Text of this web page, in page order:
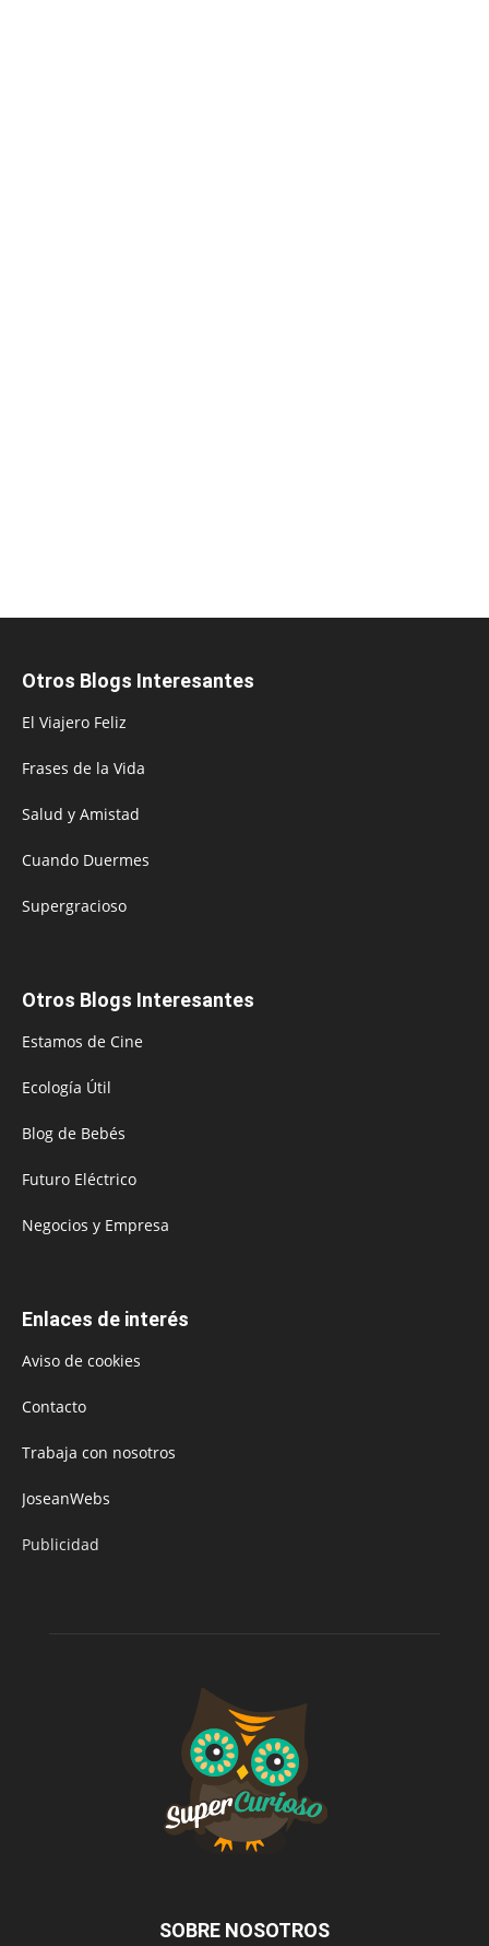
Otros Blogs Interesantes
El Viajero Feliz
Frases de la Vida
Salud y Amistad
Cuando Duermes
Supergracioso
Otros Blogs Interesantes
Estamos de Cine
Ecología Útil
Blog de Bebés
Futuro Eléctrico
Negocios y Empresa
Enlaces de interés
Aviso de cookies
Contacto
Trabaja con nosotros
JoseanWebs
Publicidad
SOBRE NOSOTROS